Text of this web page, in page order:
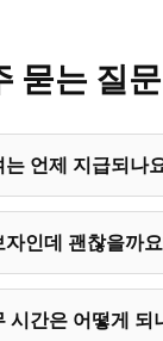
묻는 질
는 언제 지급되나
자인데 괜찮을까
시간은 어떻게 되